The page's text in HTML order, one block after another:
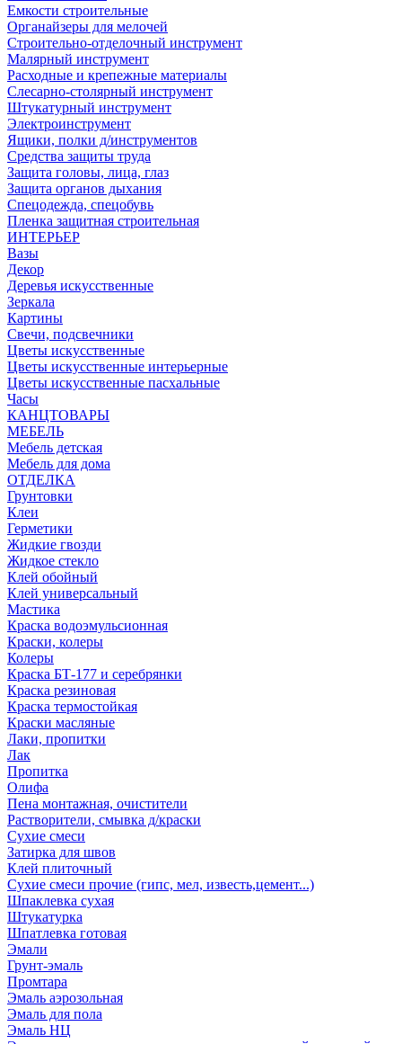
Емкости строительные
Органайзеры для мелочей
Строительно-отделочный инструмент
Малярный инструмент
Расходные и крепежные материалы
Слесарно-столярный инструмент
Штукатурный инструмент
Электроинструмент
Ящики, полки д/инструментов
Средства защиты труда
Защита головы, лица, глаз
Защита органов дыхания
Спецодежда, спецобувь
Пленка защитная строительная
ИНТЕРЬЕР
Вазы
Декор
Деревья искусственные
Зеркала
Картины
Свечи, подсвечники
Цветы искусственные
Цветы искусственные интерьерные
Цветы искусственные пасхальные
Часы
КАНЦТОВАРЫ
МЕБЕЛЬ
Мебель детская
Мебель для дома
ОТДЕЛКА
Грунтовки
Клеи
Герметики
Жидкие гвозди
Жидкое стекло
Клей обойный
Клей универсальный
Мастика
Краска водоэмульсионная
Краски, колеры
Колеры
Краска БТ-177 и серебрянки
Краска резиновая
Краска термостойкая
Краски масляные
Лаки, пропитки
Лак
Пропитка
Олифа
Пена монтажная, очистители
Растворители, смывка д/краски
Сухие смеси
Затирка для швов
Клей плиточный
Сухие смеси прочие (гипс, мел, известь,цемент...)
Шпаклевка сухая
Штукатурка
Шпатлевка готовая
Эмали
Грунт-эмаль
Промтара
Эмаль аэрозольная
Эмаль для пола
Эмаль НЦ